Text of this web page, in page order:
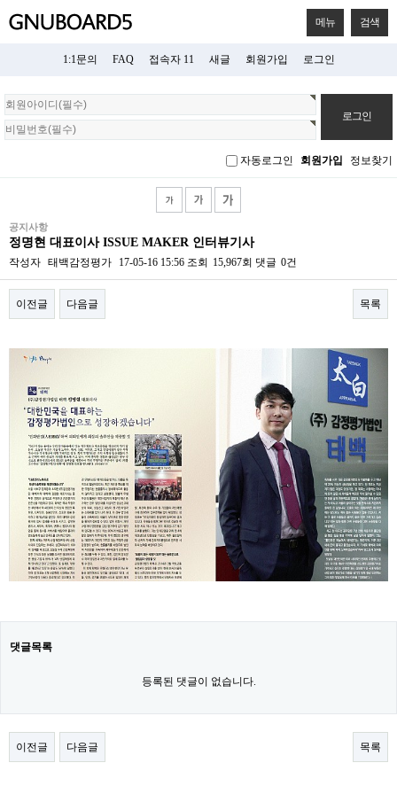
메뉴 검색
1:1문의 FAQ 접속자 11 새글 회원가입 로그인
회
원
로
자동로그인 회원가입 정보찾기
공지사항
정명현 대표이사 ISSUE MAKER 인터뷰기사
작성자 태백감정평가 17-05-16 15:56 조회 15,967회 댓글 0건
이전글 다음글 목록
본문
댓글목록
등록된 댓글이 없습니다.
이전글 다음글 목록